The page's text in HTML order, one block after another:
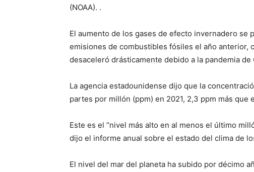
(NOAA). .
El aumento de los gases de efecto invernadero se
emisiones de combustibles fósiles el año anterior,
desaceleró drásticamente debido a la pandemia de
La agencia estadounidense dijo que la
partes por millón (ppm) en 2021, 2,3 ppm más que
Este es el “nivel más alto en al menos el último
dijo el informe anual sobre el estado del clima de
El nivel del mar del planeta ha subido por décimo